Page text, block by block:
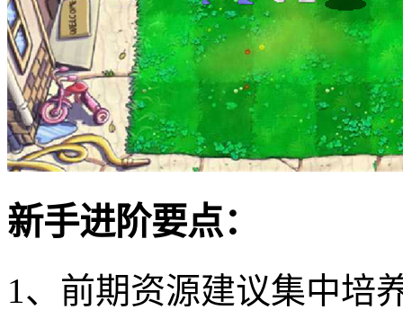
新手进阶要点：
1、前期资源建议集中培